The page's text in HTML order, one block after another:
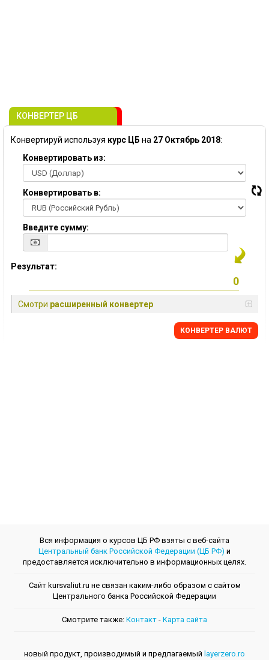
КОНВЕРТЕР ЦБ
Конвертируй используя курс ЦБ на 27 Октябрь 2018:
Конвертировать из:
Конвертировать в:
Введите сумму:
Результат:
Смотри расширенный конвертер
КОНВЕРТЕР ВАЛЮТ
Вся информация о курсов ЦБ РФ взяты с веб-сайта
Центральный банк Российской Федерации (ЦБ РФ) и
предоставляется исключительно в информационных целях.
Сайт kursvaliut.ru не связан каким-либо образом с сайтом
Центрального банкa Российской Федерации
Смотрите также: Контакт - Kарта сайта
новый продукт, производимый и предлагаемый layerzero.ro